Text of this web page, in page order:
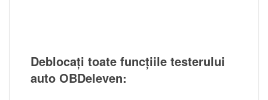
Deblocați toate funcțiile testerului
auto OBDeleven: